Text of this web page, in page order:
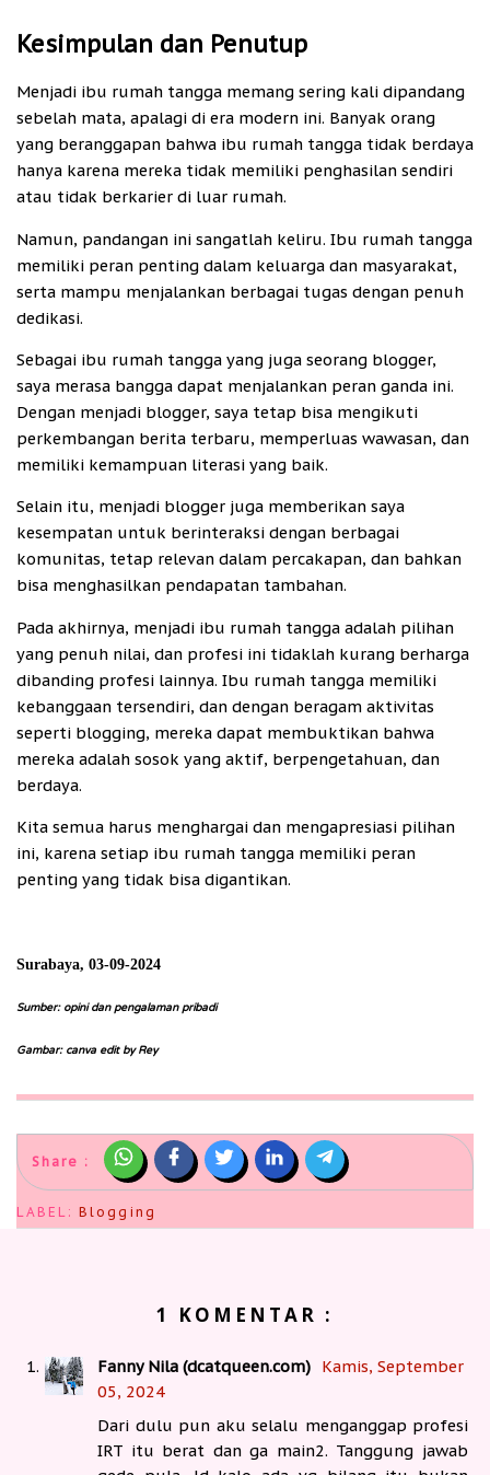
Kesimpulan dan Penutup
Menjadi ibu rumah tangga memang sering kali dipandang
sebelah mata, apalagi di era modern ini. Banyak orang
yang beranggapan bahwa ibu rumah tangga tidak berdaya
hanya karena mereka tidak memiliki penghasilan sendiri
atau tidak berkarier di luar rumah.
Namun, pandangan ini sangatlah keliru. Ibu rumah tangga
memiliki peran penting dalam keluarga dan masyarakat,
serta mampu menjalankan berbagai tugas dengan penuh
dedikasi.
Sebagai ibu rumah tangga yang juga seorang blogger,
saya merasa bangga dapat menjalankan peran ganda ini.
Dengan menjadi blogger, saya tetap bisa mengikuti
perkembangan berita terbaru, memperluas wawasan, dan
memiliki kemampuan literasi yang baik.
Selain itu, menjadi blogger juga memberikan saya
kesempatan untuk berinteraksi dengan berbagai
komunitas, tetap relevan dalam percakapan, dan bahkan
bisa menghasilkan pendapatan tambahan.
Pada akhirnya, menjadi ibu rumah tangga adalah pilihan
yang penuh nilai, dan profesi ini tidaklah kurang berharga
dibanding profesi lainnya. Ibu rumah tangga memiliki
kebanggaan tersendiri, dan dengan beragam aktivitas
seperti blogging, mereka dapat membuktikan bahwa
mereka adalah sosok yang aktif, berpengetahuan, dan
berdaya.
Kita semua harus menghargai dan mengapresiasi pilihan
ini, karena setiap ibu rumah tangga memiliki peran
penting yang tidak bisa digantikan.
Surabaya, 03-09-2024
Sumber: opini dan pengalaman pribadi
Gambar: canva edit by Rey
Share :
LABEL: Blogging
1 KOMENTAR :
Fanny Nila (dcatqueen.com) Kamis, September
05, 2024
Dari dulu pun aku selalu menganggap profesi
IRT itu berat dan ga main2. Tanggung jawab